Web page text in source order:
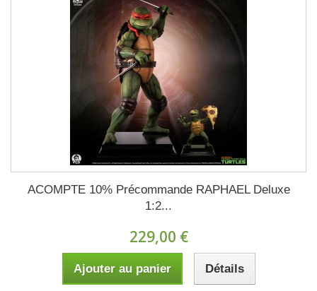
ACOMPTE 10% Précommande RAPHAEL Deluxe
1:2...
229,00 €
Ajouter au panier Détails